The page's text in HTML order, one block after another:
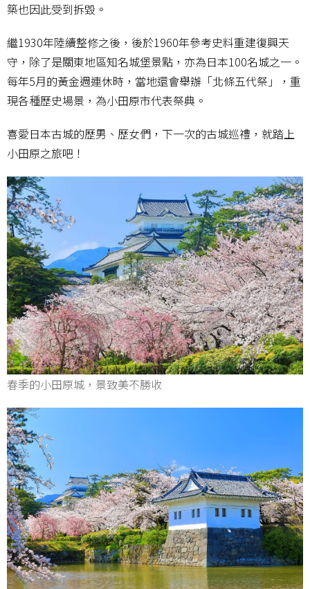
築也因此受到拆毀。
繼1930年陸續整修之後，後於1960年參考史料重建復興天
守，除了是關東地區知名城堡景點，亦為日本100名城之一。
每年5月的黃金週連休時，當地還會舉辦「北條五代祭」，重
現各種歷史場景，為小田原市代表祭典。
喜愛日本古城的歷男、歷女們，下一次的古城巡禮，就踏上
小田原之旅吧！
春季的小田原城，景致美不勝收